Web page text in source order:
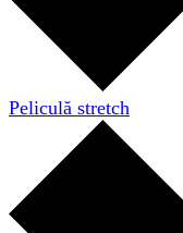
Peliculă stretch